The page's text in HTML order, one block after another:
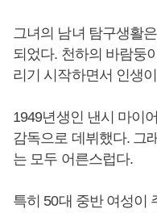
그녀의 남녀 탐구생활
되었다. 천하의 바람둥
리기 시작하면서 인생
1949년생인 낸시 마이
감독으로 데뷔했다. 그
는 모두 어른스럽다.
특히 50대 중반 여성이